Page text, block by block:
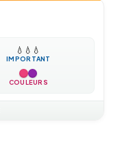
💧 💧 💧
IMPORTANT
COULEURS